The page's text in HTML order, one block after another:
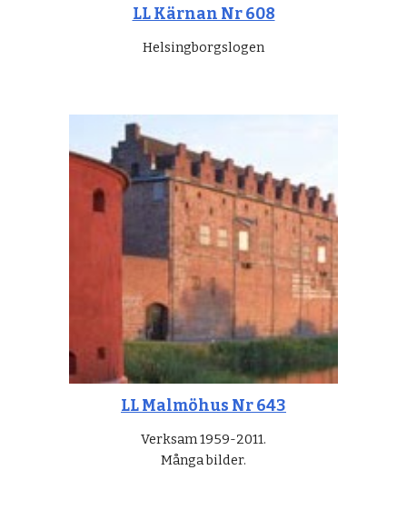
LL Kärnan Nr 608
Helsingborgslogen
LL Malmöhus Nr 643
Verksam 1959-2011.
Många bilder.